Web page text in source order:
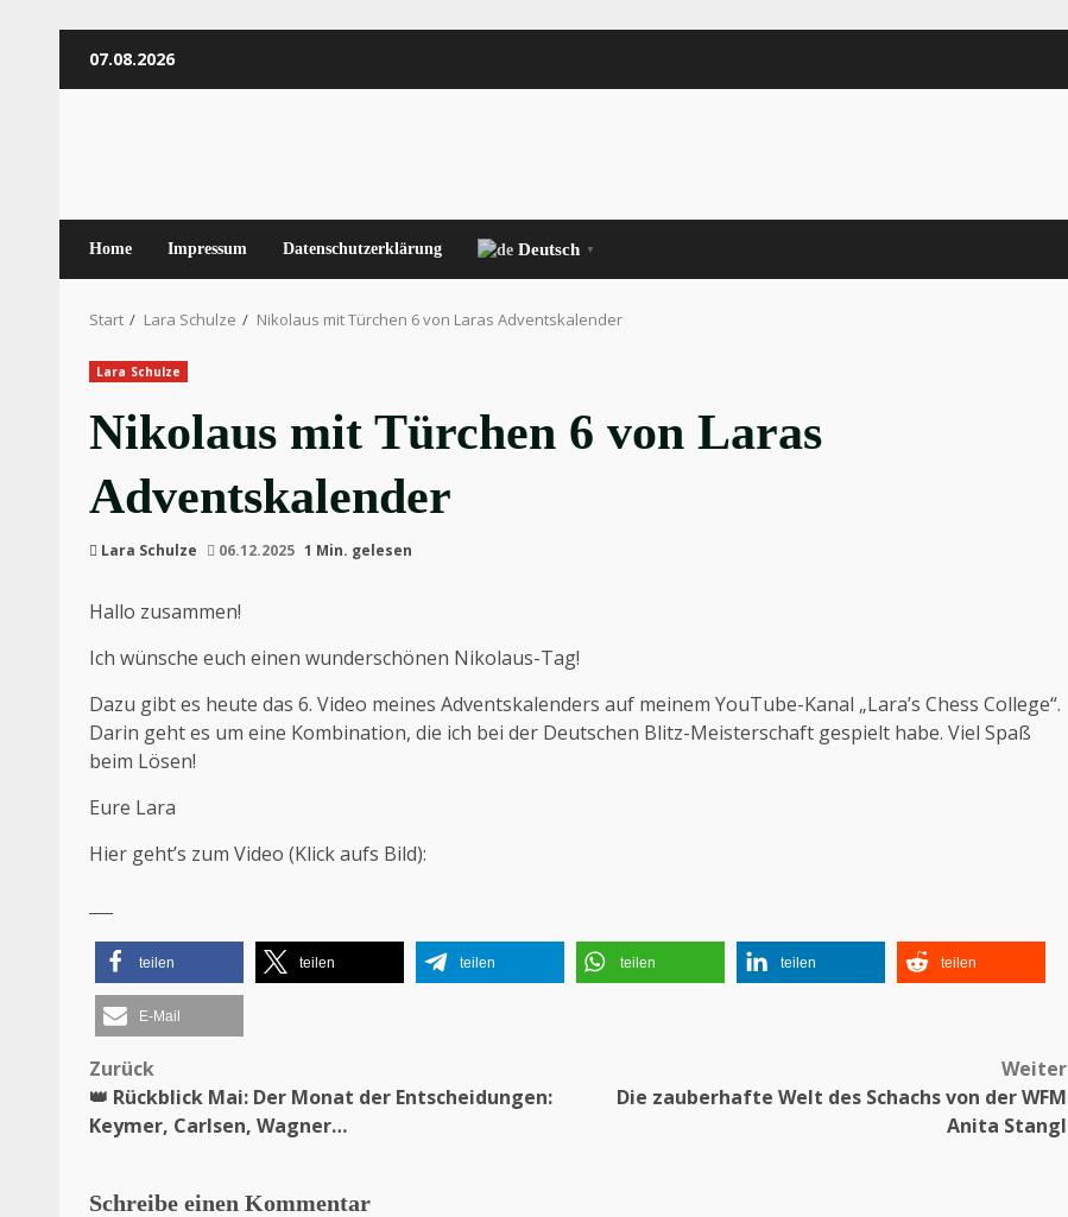
Inhalt07.08.2026
Home Impressum Datenschutzerklärung Deutsch ▼
Start Lara Schulze Nikolaus mit Türchen 6 von Laras Adventskalender
Lara Schulze
Nikolaus mit Türchen 6 von Laras
Adventskalender
Lara Schulze 06.12.2025 1 Min. gelesen
Hallo zusammen!
Ich wünsche euch einen wunderschönen Nikolaus-Tag!
Dazu gibt es heute das 6. Video meines Adventskalenders auf meinem YouTube-Kanal „Lara’s Chess College“.
Darin geht es um eine Kombination, die ich bei der Deutschen Blitz-Meisterschaft gespielt habe. Viel Spaß
beim Lösen!
Eure Lara
Hier geht’s zum Video (Klick aufs Bild):
teilen teilen teilen teilen teilen teilen
E-Mail
Beitragsnavigation
Zurück
👑 Rückblick Mai: Der Monat der Entscheidungen:
Keymer, Carlsen, Wagner…
Weiter
Die zauberhafte Welt des Schachs von der WFM
Anita Stangl
Schreibe einen Kommentar